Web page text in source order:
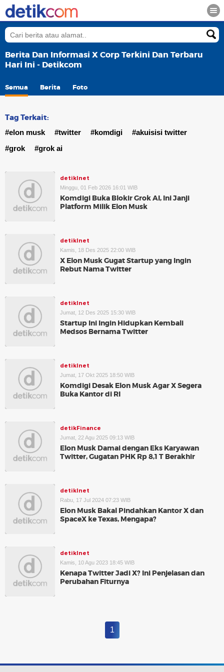
Berita Dan Informasi X Corp Terkini Dan Terbaru
Hari Ini - Detikcom
Semua Berita Foto
Tag Terkait:
#elon musk #twitter #komdigi
#akuisisi twitter
#grok
#grok ai
detikInet
Minggu, 01 Feb 2026 16:01 WIB
Komdigi Buka Blokir Grok AI, Ini Janji
Platform Milik Elon Musk
detikInet
Kamis, 18 Des 2025 22:00 WIB
X Elon Musk Gugat Startup yang Ingin
Rebut Nama Twitter
detikInet
Jumat, 12 Des 2025 15:30 WIB
Startup Ini Ingin Hidupkan Kembali
Medsos Bernama Twitter
detikInet
Jumat, 17 Okt 2025 18:50 WIB
Komdigi Desak Elon Musk Agar X Segera
Buka Kantor di RI
detikFinance
Jumat, 22 Agu 2025 09:13 WIB
Elon Musk Damai dengan Eks Karyawan
Twitter, Gugatan PHK Rp 8,1 T Berakhir
detikInet
Rabu, 17 Jul 2024 07:23 WIB
Elon Musk Bakal Pindahkan Kantor X dan
SpaceX ke Texas, Mengapa?
detikInet
Kamis, 10 Agu 2023 18:45 WIB
Kenapa Twitter Jadi X? Ini Penjelasan dan
Perubahan Fiturnya
1